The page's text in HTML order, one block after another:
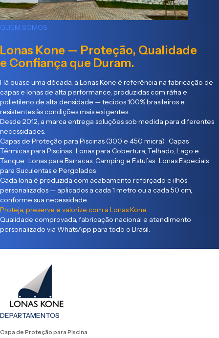
QUEM SOMOS
Lonas Kone — Proteção, Qualidade
e Confiança que Duram.
Há quase uma década, a Lonas Kone é referência na fabricação de
capas e lonas de alta performance, produzidas com ráfia e
polietileno de alta densidade — tecidos 100% brasileiros e
resistentes às condições mais exigentes.
Desde 2012, a marca entrega soluções sob medida para diferentes
necessidades:
Capas de Proteção para Piscinas (300 e 450 micra) Capas
Térmicas para Piscinas Lonas para Cobertura, Telhado, Lago e
Tanque Lonas para Barracas, Camping e Estufas Lonas Especiais
para Suculentas e Pergolados
Cada lona é produzida com acabamento reforçado e ilhós
personalizados — aplicados a cada 1 metro ou a cada 50 cm,
conforme sua necessidade.
Proteja, preserve e valorize com a Lonas Kone.
Qualidade comprovada, fabricação nacional e atendimento
personalizado via WhatsApp para todo o Brasil.
DEPARTAMENTOS
Capa de Proteção para Piscina